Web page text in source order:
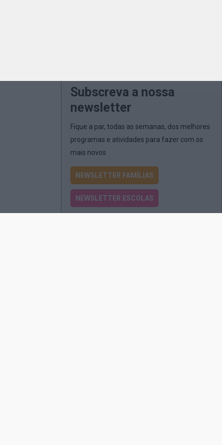
Subscreva a nossa
newsletter
Fique a par, todas as semanas, dos melhores
programas e atividades para fazer com os
mais novos
NEWSLETTER FAMÍLIAS
NEWSLETTER ESCOLAS